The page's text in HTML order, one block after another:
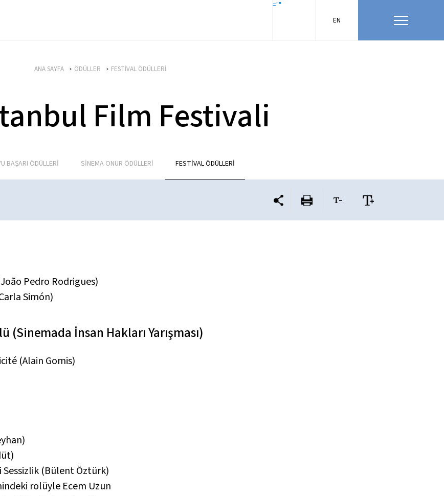
=""
EN
ANA SAYFA ÖDÜLLER FESTİVAL ÖDÜLLERİ
Film Festivali
BAŞARI ÖDÜLLERİ SİNEMA ONUR ÖDÜLLERİ FESTİVAL ÖDÜLLERİ
Pedro Rodrigues)
Simón)
(Sinemada İnsan Hakları Yarışması)
(Alain Gomis)
Sessizlik (Bülent Öztürk)
rolüyle Ecem Uzun